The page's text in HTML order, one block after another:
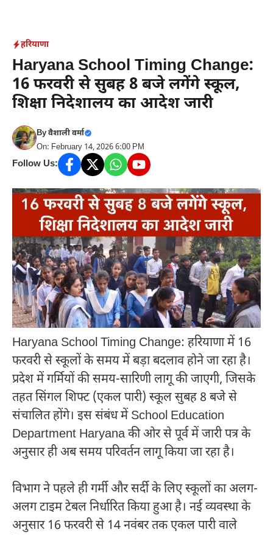
content
हरियाणा
Haryana School Timing Change:
16 फरवरी से सुबह 8 बजे लगेंगे स्कूल,
शिक्षा निदेशालय का आदेश जारी
Byवैशाली वर्मा
On: February 14, 2026 6:00 PM
Follow Us:
Haryana School Timing Change: हरियाणा में 16
फरवरी से स्कूलों के समय में बड़ा बदलाव होने जा रहा है।
प्रदेश में गर्मियों की समय-सारिणी लागू की जाएगी, जिसके
तहत सिंगल शिफ्ट (एकल पारी) स्कूल सुबह 8 बजे से
संचालित होंगे। इस संबंध मेंSchool Education
Department Haryanaकी ओर से पूर्व में जारी पत्र के
अनुसार ही अब समय परिवर्तन लागू किया जा रहा है।
विभाग ने पहले ही गर्मी और सर्दी के लिए स्कूलों का अलग-
अलग टाइम टेबल निर्धारित किया हुआ है। नई व्यवस्था के
अनुसार 16 फरवरी से 14 नवंबर तक एकल पारी वाले